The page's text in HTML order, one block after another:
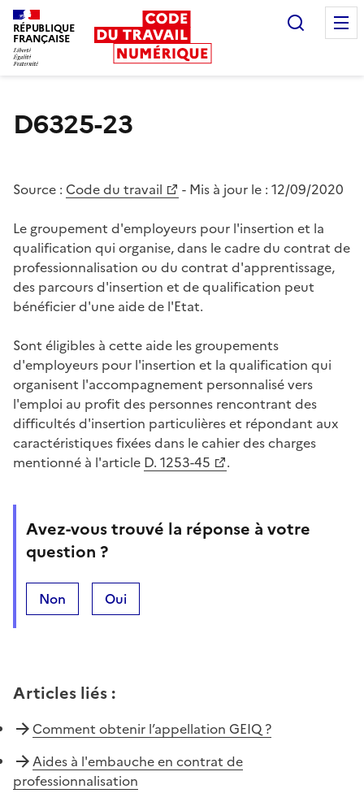
RÉPUBLIQUE
FRANÇAISE
D6325-23
Source : Code du travail - Mis à jour le : 12/09/2020
Le groupement d'employeurs pour l'insertion et la
qualification qui organise, dans le cadre du contrat de
professionnalisation ou du contrat d'apprentissage,
des parcours d'insertion et de qualification peut
bénéficier d'une aide de l'Etat.
Sont éligibles à cette aide les groupements
d'employeurs pour l'insertion et la qualification qui
organisent l'accompagnement personnalisé vers
l'emploi au profit des personnes rencontrant des
difficultés d'insertion particulières et répondant aux
caractéristiques fixées dans le cahier des charges
mentionné à l'article D. 1253-45 .
Avez-vous trouvé la réponse à votre
question ?
Non Oui
Articles liés :
Comment obtenir l’appellation GEIQ ?
Aides à l'embauche en contrat de
professionnalisation